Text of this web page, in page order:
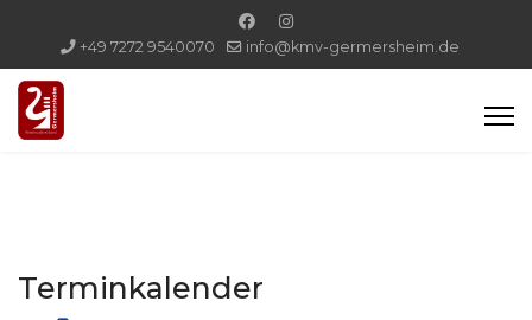
+49 7272 9540070 info@kmv-germersheim.de
Terminkalender